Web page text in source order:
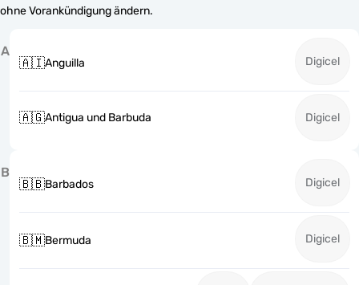
ohne Vorankündigung ändern.
A
🇦🇮Anguilla Digicel
🇦🇬Antigua und Barbuda Digicel
B
🇧🇧Barbados Digicel
🇧🇲Bermuda Digicel